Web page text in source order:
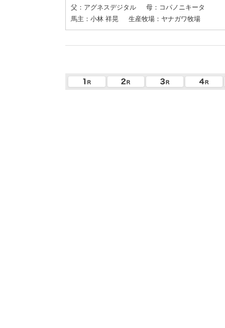
父：アグネスデジタル
母：コパノニキータ
馬主：小林 祥晃
生産牧場：ヤナガワ牧場